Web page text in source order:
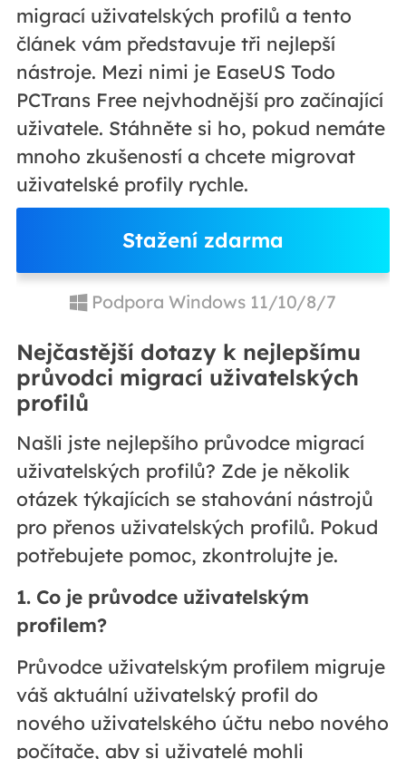
migrací uživatelských profilů a tento
článek vám představuje tři nejlepší
nástroje. Mezi nimi je EaseUS Todo
PCTrans Free nejvhodnější pro začínající
uživatele. Stáhněte si ho, pokud nemáte
mnoho zkušeností a chcete migrovat
uživatelské profily rychle.
Stažení zdarma
Podpora Windows 11/10/8/7
Nejčastější dotazy k nejlepšímu
průvodci migrací uživatelských
profilů
Našli jste nejlepšího průvodce migrací
uživatelských profilů? Zde je několik
otázek týkajících se stahování nástrojů
pro přenos uživatelských profilů. Pokud
potřebujete pomoc, zkontrolujte je.
1. Co je průvodce uživatelským
profilem?
Průvodce uživatelským profilem migruje
váš aktuální uživatelský profil do
nového uživatelského účtu nebo nového
počítače, aby si uživatelé mohli